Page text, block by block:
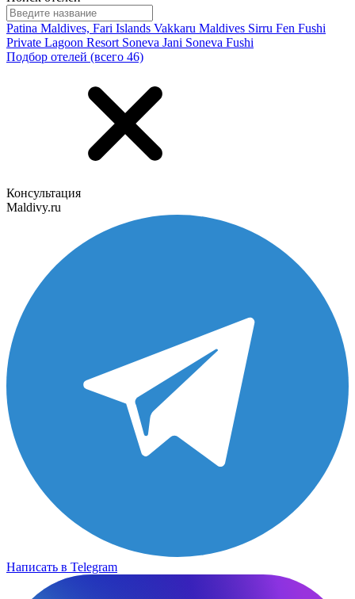
Patina Maldives, Fari Islands Vakkaru Maldives Sirru Fen Fushi
Private Lagoon Resort Soneva Jani Soneva Fushi
Подбор отелей (всего 46)
Консультация
Maldivy.ru
Написать в Telegram